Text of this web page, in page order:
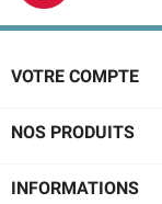
VOTRE COMPTE
NOS PRODUITS
INFORMATIONS